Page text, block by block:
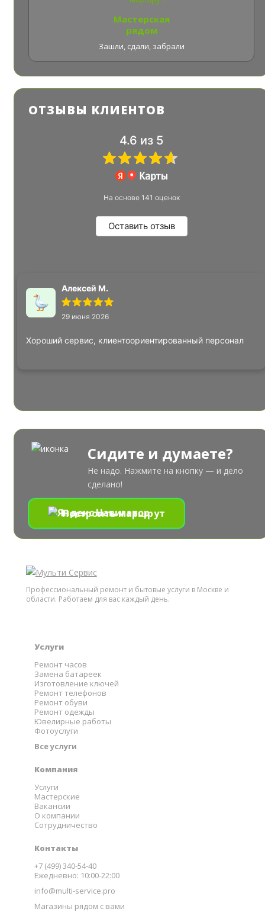
Мастерская
рядом
Зашли, сдали, забрали
ОТЗЫВЫ КЛИЕНТОВ
4.6 из 5
На основе 141 оценок
Оставить отзыв
Алексей М.
29 июня 2026
Хороший сервис, клиентоориентированный персонал
Сидите и думаете?
Не надо. Нажмите на кнопку — и дело
сделано!
Построить маршрут
Профессиональный ремонт и бытовые услуги в Москве и
области. Работаем для вас каждый день.
Услуги
Ремонт часов
Замена батареек
Изготовление ключей
Ремонт телефонов
Ремонт обуви
Ремонт одежды
Ювелирные работы
Фотоуслуги
Все услуги
Компания
Услуги
Мастерские
Вакансии
О компании
Сотрудничество
Контакты
+7 (499) 340-54-40
Ежедневно: 10:00-22:00
info@multi-service.pro
Магазины рядом с вами